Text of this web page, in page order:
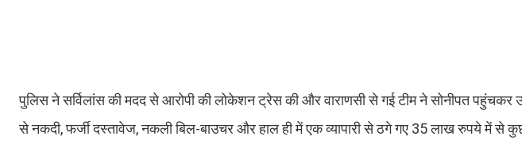
पुलिस ने सर्विलांस की मदद से आरोपी की लोकेशन ट्रेस की और वाराणसी से गई टीम ने सोनीपत पहुंचकर
से नकदी, फर्जी दस्तावेज, नकली बिल-बाउचर और हाल ही में एक व्यापारी से ठगे गए 35 लाख रुपये में से